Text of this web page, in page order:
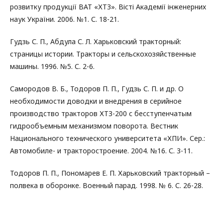
розвитку продукції ВАТ «ХТЗ». Вісті Академії інженерних
наук України. 2006. №1. С. 18-21.
Гудзь С. П., Абдула С. Л. Харьковский тракторный:
страницы истории. Тракторы и сельскохозяйственные
машины. 1996. №5. С. 2-6.
Самородов В. Б., Тодоров П. П., Гудзь С. П. и др. О
необходимости доводки и внедрения в серийное
производство тракторов ХТЗ-200 с бесступенчатым
гидрообъемным механизмом поворота. Вестник
Национального технического университета «ХПИ». Сер.:
Автомобиле- и тракторостроение. 2004. №16. С. 3-11.
Тодоров П. П., Пономарев Е. П. Харьковский тракторный –
полвека в оборонке. Военный парад. 1998. № 6. С. 26-28.